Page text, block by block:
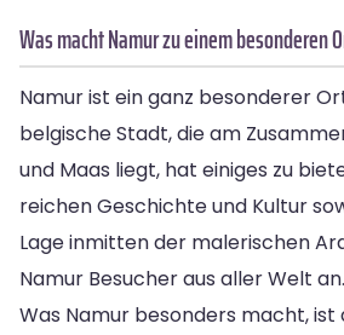
Was macht Namur zu einem besonderen
Namur ist ein ganz besonderer
belgische Stadt, die am
und Maas liegt, hat einiges zu
reichen Geschichte und Kultur
Lage inmitten der malerischen
Namur Besucher aus aller Welt an.
Was Namur besonders macht,